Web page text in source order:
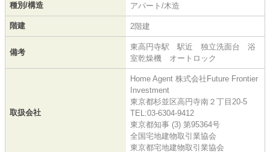
種別/構造 アパート/木造
階建 2階建
備考
東高円寺駅 駅近 独立洗面台 浴
室乾燥機 オートロック
取扱会社
Home Agent 株式会社Future Frontier
Investment
東京都杉並区高円寺南２丁目20-5
TEL:03-6304-9412
東京都知事 (3) 第95364号
全国宅地建物取引業協会
東京都宅地建物取引業協会